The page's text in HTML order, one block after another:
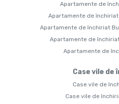
Apartamente de
Apartamente de
Apartamente de închiriat
Apartamente de
Apartamente de
Case vile de
Case vile de
Case vile de